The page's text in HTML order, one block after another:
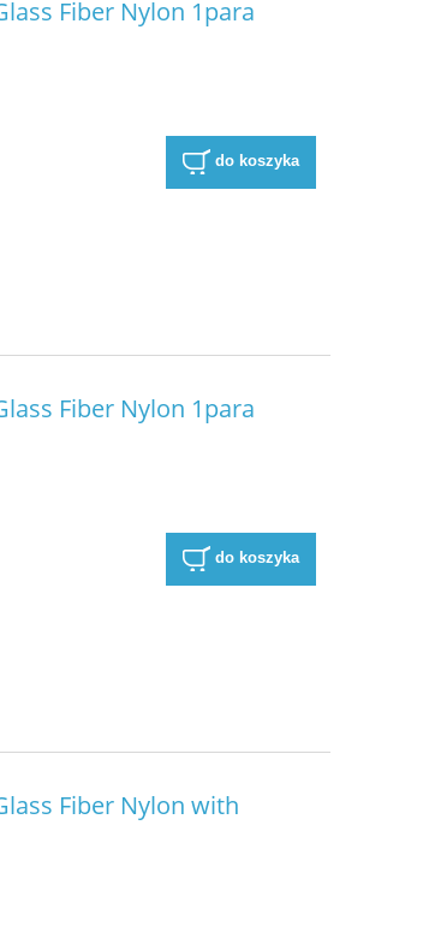
Fiber Nylon 1para
do koszyka
Fiber Nylon 1para
do koszyka
Fiber Nylon with